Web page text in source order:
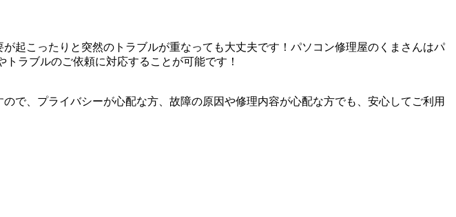
起こったりと突然のトラブルが重なっても大丈夫です！パソコン修理屋のくまさんはパ
ラブルのご依頼に対応することが可能です！
で、プライバシーが心配な方、故障の原因や修理内容が心配な方でも、安心してご利用